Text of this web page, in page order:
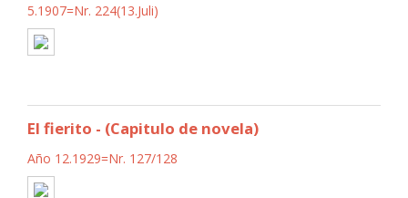
5.1907=Nr. 224(13.Juli)
El fierito - (Capitulo de novela)
Año 12.1929=Nr. 127/128